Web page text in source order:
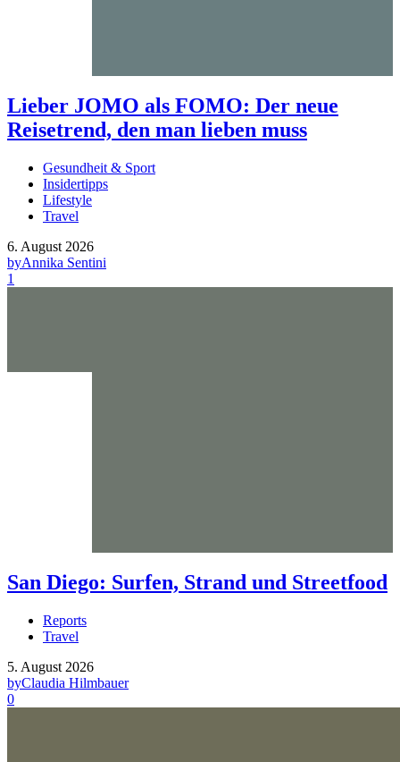
Lieber JOMO als FOMO: Der neue
Reisetrend, den man lieben muss
Gesundheit & Sport
Insidertipps
Lifestyle
Travel
6. August 2026
byAnnika Sentini
1
San Diego: Surfen, Strand und Streetfood
Reports
Travel
5. August 2026
byClaudia Hilmbauer
0